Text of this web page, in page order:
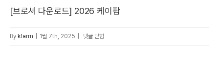
[브로셔 다운로드] 2026 케이팜
By kfarm 1월 7th, 2025
[브
댓글 닫힘